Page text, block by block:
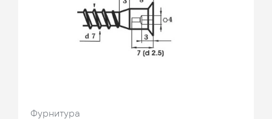
Фурнитура